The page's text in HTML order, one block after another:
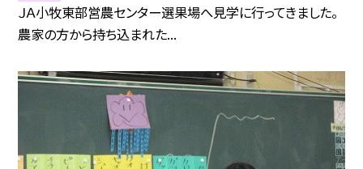
ＪＡ小牧東部営農センター選果場へ見学に行ってきました。
農家の方から持ち込まれた...